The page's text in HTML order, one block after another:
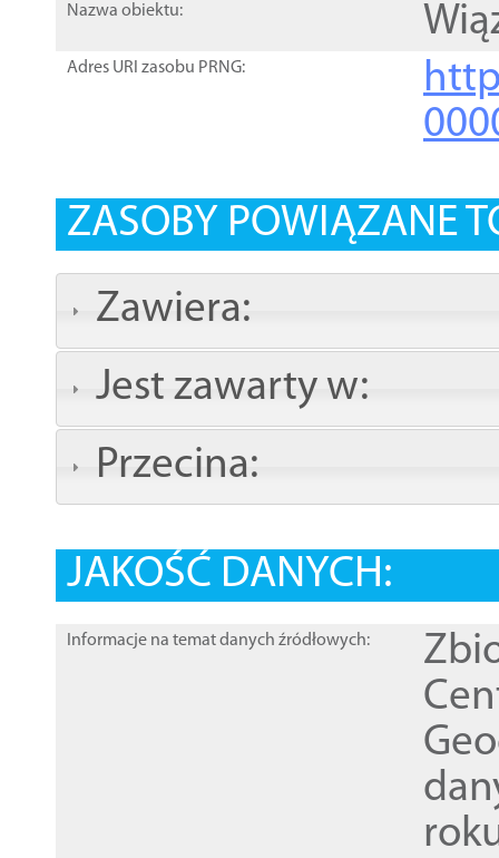
Nazwa obiektu:
Adres URI zasobu PRNG:
ZASOBY POWIĄZANE
Zawiera:
Jest zawarty w:
Przecina:
JAKOŚĆ DANYCH:
Informacje na temat danych źródłowych: